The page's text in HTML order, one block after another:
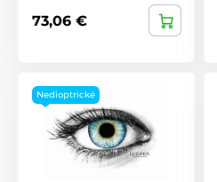
73,06 €
Nedioptrické